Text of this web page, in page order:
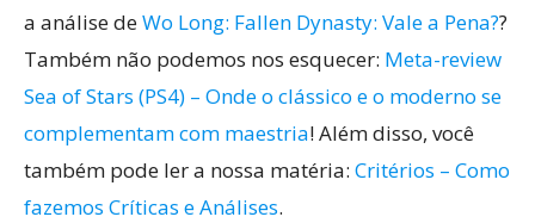
a análise deWo Long: Fallen Dynasty: Vale a Pena??
Também não podemos nos esquecer: Meta-review
Sea of Stars (PS4) – Onde o clássico e o moderno se
complementam com maestria! Além disso, você
também pode ler a nossa matéria: Critérios – Como
fazemos Críticas e Análises.